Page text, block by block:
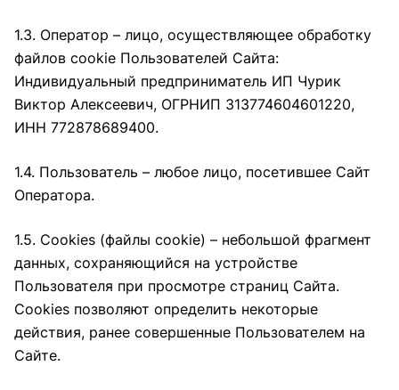
1.3. Оператор – лицо, осуществляющее обработку
файлов cookie Пользователей Сайта:
Индивидуальный предприниматель ИП Чурик
Виктор Алексеевич, ОГРНИП 313774604601220,
ИНН 772878689400.
1.4. Пользователь – любое лицо, посетившее Сайт
Оператора.
1.5. Cookies (файлы cookie) – небольшой фрагмент
данных, сохраняющийся на устройстве
Пользователя при просмотре страниц Сайта.
Cookies позволяют определить некоторые
действия, ранее совершенные Пользователем на
Сайте.